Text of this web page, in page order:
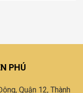
PHÚ
Quận 12, Thành